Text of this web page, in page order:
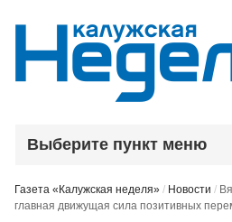
Выберите пункт меню
Газета «Калужская неделя» / Новости /
главная движущая сила позитивных